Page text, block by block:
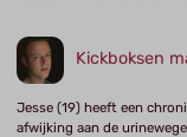
Kickboksen
Jesse (19) heeft een
afwijking aan de